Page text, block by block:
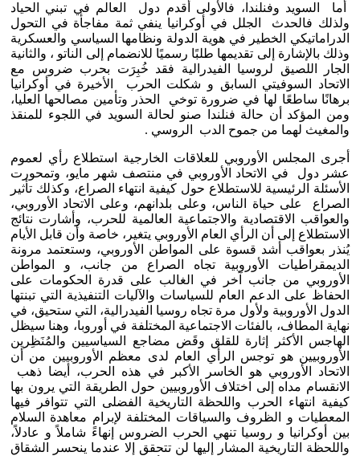
أما السويد وفنلندا، فالأولى أقدم دول العالم في تبني الحياد
ولذلك فالحدث الجلل في أوكرانيا ينفي ثمة مفاجأة في التحول
الدراماتيكي الخطير في هوية الدولة ونظامها السياسي والعسكرية
وذلك بالإشارة إلى تقديمها طلبًا رسميًا للانضمام إلى الناتو ، والثانية
الجار اللصيق لروسيا الفيدرالية فقد خُبِرَت بحرب ضروس مع
الاتحاد السوفيتي السابق و شكلت الحرب الأخيرة في أوكرانيا
برهانًا ساطعًا لها في ضرورة توخي الحذر وتأمين مصالحها العليا،
ومن المؤكد أن حالة فنلندا صنو لحالة السويد في اللجوء للمنقذ
والمغيث لهما من جموح الدب الروسي .
أجرى المجلس الأوروبي للعلاقات الخارجية استطلاع رأي لعموم
عشر دول في الاتحاد الأوروبي في منتصف شهر مايو، وتمحورت
الأسئلة الرئيسية للاستطلاع حول كيفية انتهاء الصراع، وكذلك تأثير
الصراع على حياة الناس، وعلى بلدانهم، وعلى الاتحاد الأوروبي،
والعواقب الاقتصادية والاجتماعية العالمية للحرب، وأشارت نتائج
الاستطلاع إلى أن الرأي العام الأوروبي يتغير، خاصة وأن قابل الأيام
يُنذر بعواقب أشد قسوة على المواطن الأوروبي، وستعتمد مرونة
الديمقراطيات الأوروبية تجاه الصراع من جانب، و المواطن
الأوروبي من جانب آخر في الغالب على قدرة الحكومات على
الحفاظ على الدعم العام للسياسات والآليات التنفيذية التي تبنتها
الدول الأوروبية ولأول مرة تجاه روسيا الفيدرالية، التي ستحيق، في
نهاية المطاف، بالفئات الاجتماعية المختلفة في أوروبا، وهنا سيظل
الهاجس الأكثر إثارة للقلق وقَض مضاجع السياسيين والمُنَظِرين
الأوروبيين هو توجس الرأي العام لدى معظم الأوروبيين من أن
الاتحاد الأوروبي هو الخاسر الأكبر في هذه الحرب، أيضا ذهب
الانقسام مداه إلى اختلاف الأوروبيين حول الطريقة التي يرون بها
كيفية انتهاء الحرب واللحظة التاريخية الفضلى التي تتوافر فيها
المعطيات و الظروف والسياقات المختلفة لإبرام معاهدة السلام
بين أوكرانيا و روسيا تنهي الحرب الضروس إنهاءً شاملاً و عادلاً،
واللحظة التاريخية المشار إليها لن تتحقق إلا عندما ينحسر الشقاق